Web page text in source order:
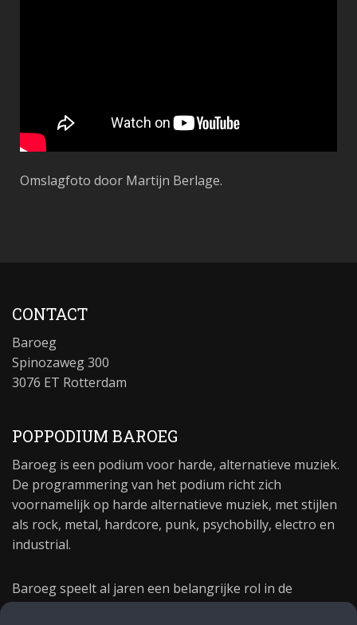
Omslagfoto door Martijn Berlage.
CONTACT
Baroeg
Spinozaweg 300
3076 ET Rotterdam
POPPODIUM BAROEG
Baroeg is een podium voor harde, alternatieve muziek.
De programmering van het podium richt zich
voornamelijk op harde alternatieve muziek, met stijlen
als rock, metal, hardcore, punk, psychobilly, electro en
industrial.
Baroeg speelt al jaren een belangrijke rol in de